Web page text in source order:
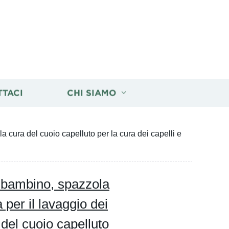
CHI SIAMO
cura del cuoio capelluto per la cura dei capelli e
spazzola
per il lavaggio dei
cuoio capelluto